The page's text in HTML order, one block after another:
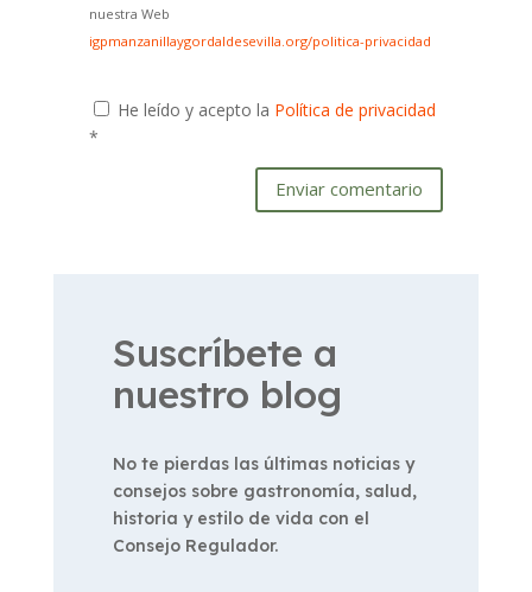
nuestra Web
igpmanzanillaygordaldesevilla.org/politica-privacidad
He leído y acepto la Política de privacidad
*
Enviar comentario
Suscríbete a
nuestro blog
No te pierdas las últimas noticias y
consejos sobre gastronomía, salud,
historia y estilo de vida con el
Consejo Regulador.